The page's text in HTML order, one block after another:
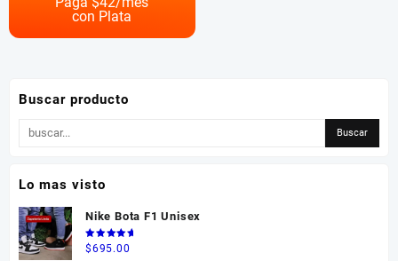
variantes.
Las
de
con Plata
Buscar producto
Lo mas visto
Nike Bota F1 Unisex
Valorado
en 5.00
$695.00